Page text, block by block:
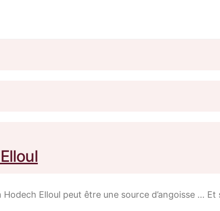
Elloul peut être une source d’angoisse …